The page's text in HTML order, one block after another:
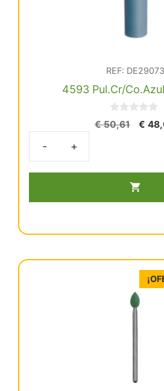
REF: DE29073
4593 Pul.Cr/
0
d
€50,61
El
€
Pul.Cr/Co.Azul
cantidad